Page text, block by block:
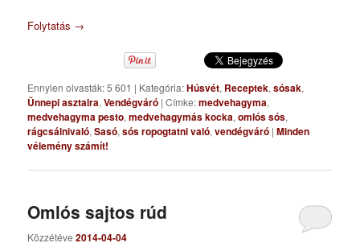
Folytatás →
Ennyien olvasták: 5 601 | Kategória:Húsvét, Receptek,sósak,
Ünnepi asztalra,Vendégváró |Címke:medvehagyma,
medvehagyma pesto,medvehagymás kocka,omlós sós,
rágcsálnivaló,Sasó,sós ropogtatni való,vendégváró |Minden
vélemény számít!
Omlós sajtos rúd
Közzétéve2014-04-04